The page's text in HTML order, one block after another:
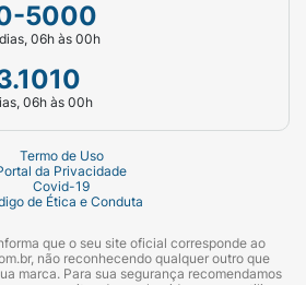
5000
06h às 00h
06h às 00h
Termo de Uso
da Privacidade
Covid-19
de Ética e Conduta
que o seu site oficial corresponde ao
não reconhecendo qualquer outro que
marca. Para sua segurança recomendamos